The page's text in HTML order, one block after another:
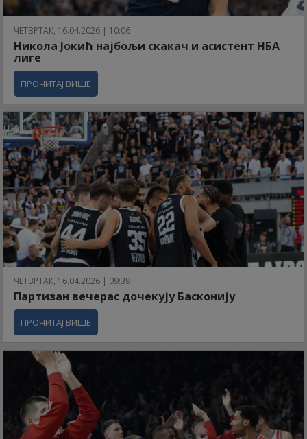
ЧЕТВРТАК, 16.04.2026 | 10:06
Никола Јокић најбољи скакач и асистент НБА
лиге
ПРОЧИТАЈ ВИШЕ
ЧЕТВРТАК, 16.04.2026 | 09:39
Партизан вечерас дочекују Басконију
ПРОЧИТАЈ ВИШЕ